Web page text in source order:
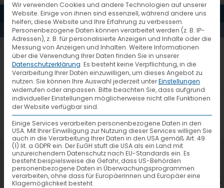
MENÜ
AKTUELLES
767_6_gruene-logistik
7. Juli 2026
VTL hat neuen Aufsichtsrat gewählt
Wir verwenden Cookies und andere Technologien auf unserer
Website. Einige von ihnen sind essenziell, während andere uns
helfen, diese Website und Ihre Erfahrung zu verbessern.
Personenbezogene Daten können verarbeitet werden (z. B. IP-
Adressen), z. B. für personalisierte Anzeigen und Inhalte oder die
Messung von Anzeigen und Inhalten. Weitere Informationen
über die Verwendung Ihrer Daten finden Sie in unserer
Datenschutzerklärung. Es besteht keine Verpflichtung, in die
Verarbeitung Ihrer Daten einzuwilligen, um dieses Angebot zu
nutzen. Sie können Ihre Auswahl jederzeit unterEinstellungen
widerrufen oder anpassen. Bitte beachten Sie, dass aufgrund
individueller Einstellungen möglicherweise nicht alle Funktionen
der Website verfügbar sind.
Einige Services verarbeiten personenbezogene Daten in den
USA. Mit Ihrer Einwilligung zur Nutzung dieser Services willigen Sie
auch in die Verarbeitung Ihrer Daten in den USA gemäß Art. 49
(1) lit. a GDPR ein. Der EuGH stuft die USA als ein Land mit
unzureichendem Datenschutz nach EU-Standards ein. Es
besteht beispielsweise die Gefahr, dass US-Behörden
personenbezogene Daten in Überwachungsprogrammen
verarbeiten, ohne dass für Europäerinnen und Europäer eine
Klagemöglichkeit besteht.